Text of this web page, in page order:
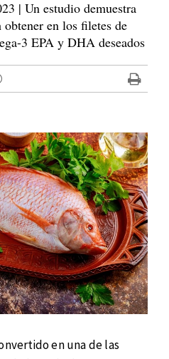
| Un estudio demuestra
obtener en los filetes de
3 EPA y DHA deseados
en una de las